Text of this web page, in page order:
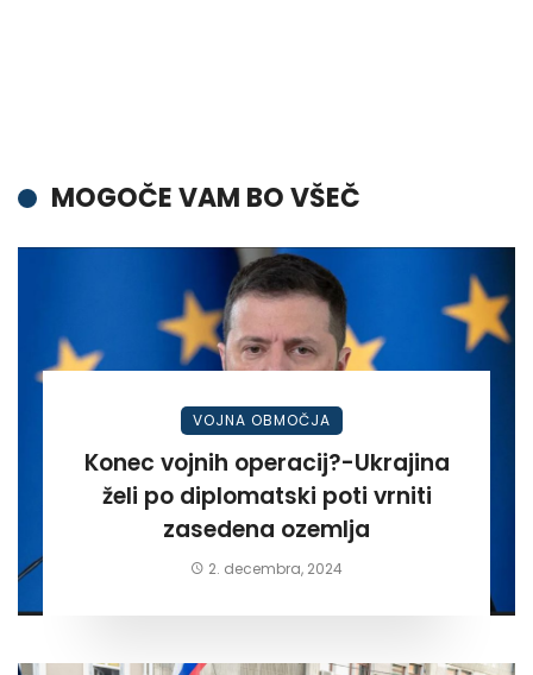
MOGOČE VAM BO VŠEČ
VOJNA OBMOČJA
Konec vojnih operacij?-Ukrajina
želi po diplomatski poti vrniti
zasedena ozemlja
2. decembra, 2024